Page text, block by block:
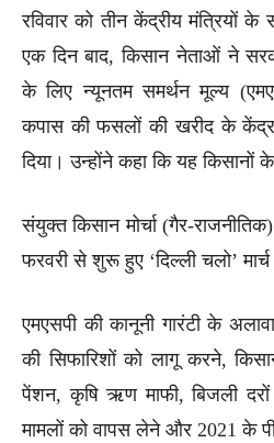
रविवार को तीन केंद्रीय मंत्रियों
एक दिन बाद, किसान नेताओं ने
के लिए न्यूनतम समर्थन मूल्य
कपास की फसलों की खरीद के
दिया। उन्होंने कहा कि यह किसानों
संयुक्त किसान मोर्चा (गैर-
फरवरी से शुरू हुए ‘दिल्ली चलो’
एमएसपी की कानूनी गारंटी के
की सिफारिशों को लागू करने,
पेंशन, कृषि ऋण माफी, बिजली दरों
मामलों को वापस लेने और 2021 के